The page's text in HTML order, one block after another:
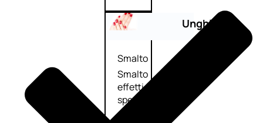
Unghie
Smalto
Smalto
effetti
speciali
Solvente